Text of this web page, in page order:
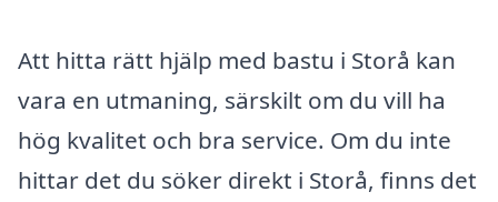
Att hitta rätt hjälp med bastu i Storå kan
vara en utmaning, särskilt om du vill ha
hög kvalitet och bra service. Om du inte
hittar det du söker direkt i Storå, finns det